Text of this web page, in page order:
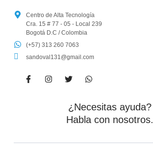
Centro de Alta Tecnología
Cra. 15 # 77 - 05 - Local 239
Bogotá D.C / Colombia
(+57) 313 260 7063
sandoval131@gmail.com
¿Necesitas ayuda?
Habla con nosotros.